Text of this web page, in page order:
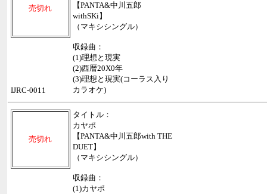
売切れ
【PANTA&中川五郎
withSKi】
（マキシシングル）
収録曲：
(1)理想と現実
(2)西暦20X0年
(3)理想と現実(コーラス入り
カラオケ)
IJRC-0011
売切れ
タイトル：
カヤポ
【PANTA&中川五郎with THE
DUET】
（マキシシングル）
収録曲：
(1)カヤポ